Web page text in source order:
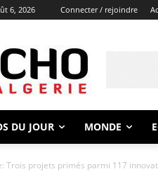
6, 2026 Connecter / rejoindre
DU JOUR MONDE
Trois projets primés parmi 117